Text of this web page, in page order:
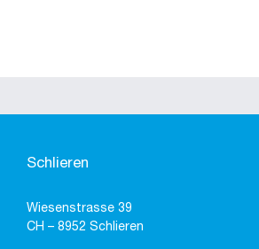
Schlieren
Wiesenstrasse 39
CH – 8952 Schlieren